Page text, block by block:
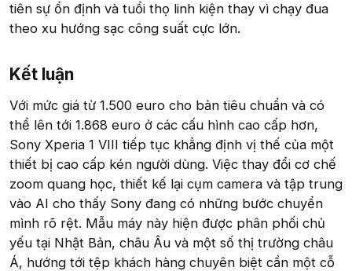
tiên sự ổn định và tuổi thọ linh kiện thay vì chạy đua
theo xu hướng sạc công suất cực lớn.
Kết luận​
Với mức giá từ 1.500 euro cho bản tiêu chuẩn và có
thể lên tới 1.868 euro ở các cấu hình cao cấp hơn,
Sony Xperia 1 VIII tiếp tục khẳng định vị thế của một
thiết bị cao cấp kén người dùng. Việc thay đổi cơ chế
zoom quang học, thiết kế lại cụm camera và tập trung
vào AI cho thấy Sony đang có những bước chuyển
mình rõ rệt. Mẫu máy này hiện được phân phối chủ
yếu tại Nhật Bản, châu Âu và một số thị trường châu
Á, hướng tới tệp khách hàng chuyên biệt cần một cỗ